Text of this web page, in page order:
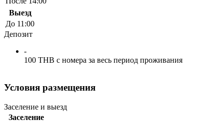
Выезд
До 11:00
Депозит
-
100 THB с номера за весь период проживания
Условия размещения
Заселение и выезд
Заселение